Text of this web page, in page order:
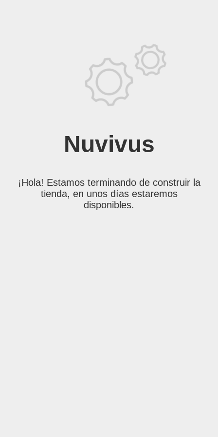
Nuvivus
¡Hola! Estamos terminando de construir la
tienda, en unos días estaremos
disponibles.